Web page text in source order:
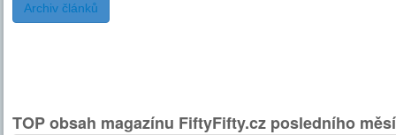
Archiv článků
TOP obsah magazínu FiftyFifty.cz posledního